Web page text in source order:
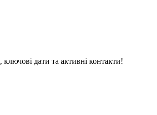
дати та активні контакти!